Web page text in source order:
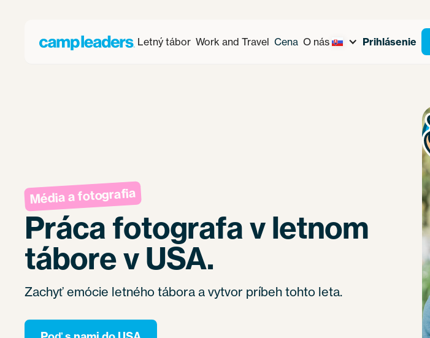
Letný tábor Work and Travel Cena O nás Prihlásenie
Média a fotografia
Práca fotografa v letnom
tábore v USA.
Zachyť emócie letného tábora a vytvor príbeh tohto leta.